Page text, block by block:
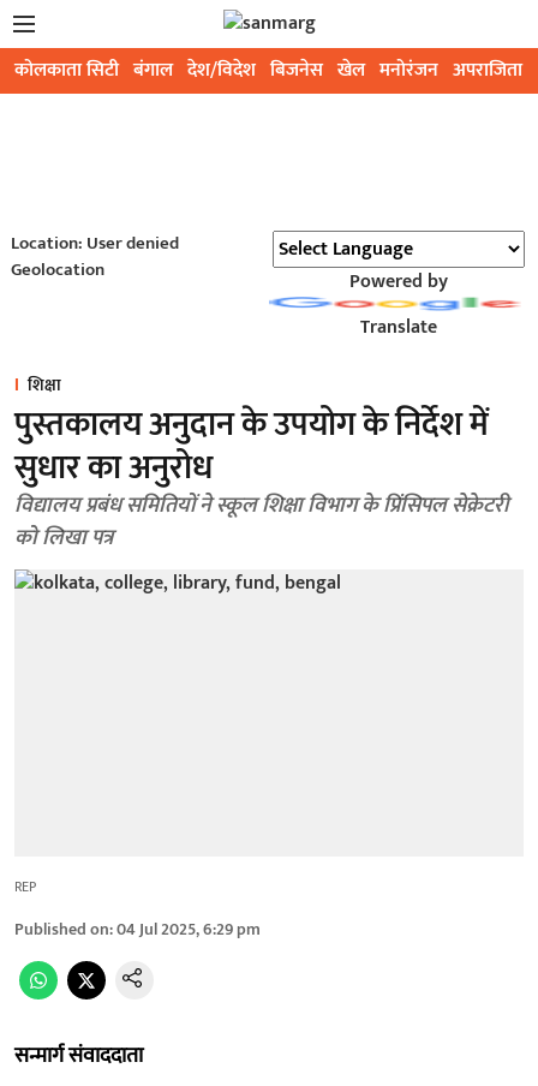
कोलकाता सिटी बंगाल देश/विदेश बिजनेस खेल मनोरंजन अपराजिता
Location: User denied
Geolocation
Powered by
Translate
शिक्षा
पुस्तकालय अनुदान के उपयोग के निर्देश में
सुधार का अनुरोध
विद्यालय प्रबंध समितियों ने स्कूल शिक्षा विभाग के प्रिंसिपल सेक्रेटरी
को लिखा पत्र
REP
Published on:04 Jul 2025, 6:29 pm
सन्मार्ग संवाददाता